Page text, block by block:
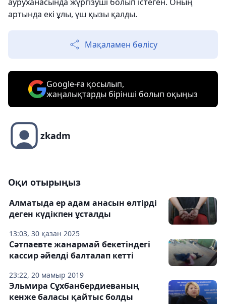
артында екі ұлы, үш қызы қалды.
Мақаламен бөлісу
Google-ға қосылып,
жаңалықтарды бірінші болып оқыңыз
zkadm
Оқи отырыңыз
13:03, 30 қазан 2025
Алматыда ер адам анасын өлтірді
деген күдікпен ұсталды
23:22, 20 мамыр 2019
Сәтпаевте жанармай бекетіндегі
кассир әйелді балталап кетті
Эльмира Сұхбанбердиеваның
кенже баласы қайтыс болды